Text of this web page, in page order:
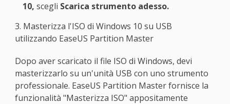
10, scegli Scarica strumento adesso.
3. Masterizza l'ISO di Windows 10 su USB
utilizzando EaseUS Partition Master
Dopo aver scaricato il file ISO di Windows, devi
masterizzarlo su un'unità USB con uno strumento
professionale. EaseUS Partition Master fornisce la
funzionalità "Masterizza ISO" appositamente